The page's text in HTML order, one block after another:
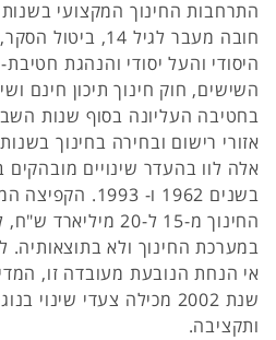
התרחבות החינוך המקצועי
חובה מעבר לגיל
היסודי והעל יסודי והנהגת
השישים, חוק חינוך תיכון חינם
בחטיבה העליונה בסוף שנות
אזורי רישום ובחירה בחינוך
אלה לוו בהעדר שינויים
בשנים 1962 ו-
החינוך מ-15 ל-20
במערכת החינוך ולא
אי הנחת הנובעת מעובדה זו,
שנת 2002 מכילה צעדי
ותקציבה.